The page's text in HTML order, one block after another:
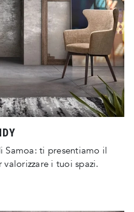
Samoa: ti presentiamo il
i tuoi spazi.